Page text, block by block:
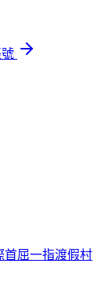
首屈一指渡假村